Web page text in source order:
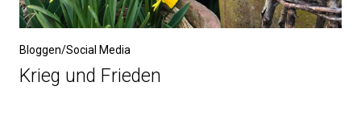
Bloggen/Social Media
Krieg und Frieden